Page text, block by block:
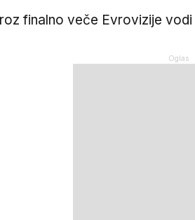
finalno veče Evrovizije